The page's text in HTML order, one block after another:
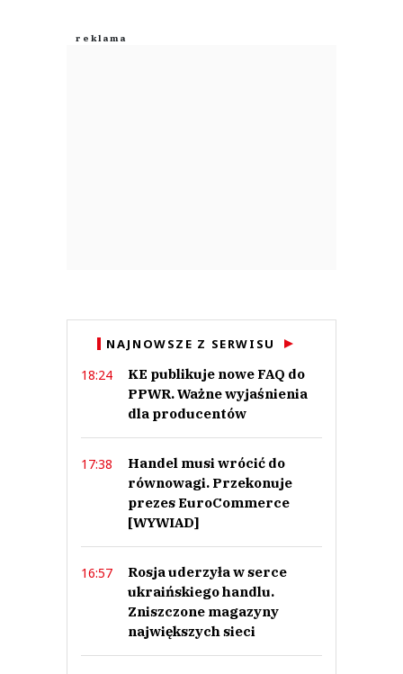
NAJNOWSZE Z SERWISU
18:24
KE publikuje nowe FAQ do
PPWR. Ważne wyjaśnienia
dla producentów
17:38
Handel musi wrócić do
równowagi. Przekonuje
prezes EuroCommerce
[WYWIAD]
16:57
Rosja uderzyła w serce
ukraińskiego handlu.
Zniszczone magazyny
największych sieci